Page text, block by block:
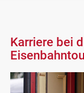
Karriere bei